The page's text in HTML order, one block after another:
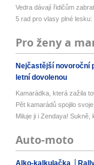
Vedra dávají řidičům
5 rad pro vlasy plné
Pro ženy a
Nejčastější novoroční
letní dovolenou
Kamarádka, která zažila
Pět kamarádů spojilo
Miluje ji i Zendaya! Sukně,
Auto-moto
Alko-kalkulačka